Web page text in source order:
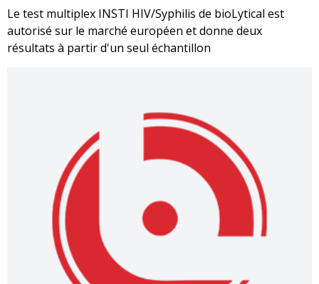
Le test multiplex INSTI HIV/Syphilis de bioLytical est
autorisé sur le marché européen et donne deux
résultats à partir d'un seul échantillon